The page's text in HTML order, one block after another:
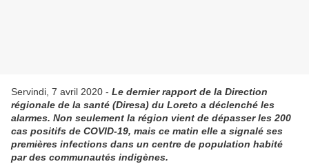
Servindi, 7 avril 2020 - Le dernier rapport de la Direction
régionale de la santé (Diresa) du Loreto a déclenché les
alarmes. Non seulement la région vient de dépasser les 200
cas positifs de COVID-19, mais ce matin elle a signalé ses
premières infections dans un centre de population habité
par des communautés indigènes.